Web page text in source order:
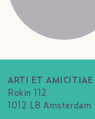
ARTI ET AMICITIAE
Rokin 112
1012 LB Amsterdam